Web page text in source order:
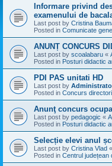
Informare privind
examenului de
Last post by Cristina
Posted in Comunicate
ANUNȚ CONCURS
Last post by scoalabaru «
Posted in Posturi didactic
PDI PAS unitati HD
Last post by
Posted in Concurs
Anunţ concurs
Last post by pedagogic «
Posted in Posturi didactic
Selecție elevi anul
Last post by Cristina Vlad «
Posted in Centrul județean